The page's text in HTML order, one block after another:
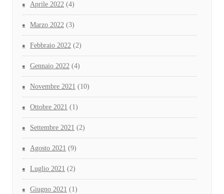
Aprile 2022 (4)
Marzo 2022 (3)
Febbraio 2022 (2)
Gennaio 2022 (4)
Novembre 2021 (10)
Ottobre 2021 (1)
Settembre 2021 (2)
Agosto 2021 (9)
Luglio 2021 (2)
Giugno 2021 (1)